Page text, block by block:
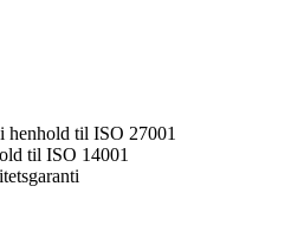
henhold til ISO 27001
til ISO 14001